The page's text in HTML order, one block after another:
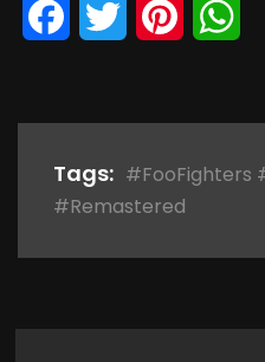
Facebook
Twitter Pinterest
Tags: #FooFighters
#Remastered